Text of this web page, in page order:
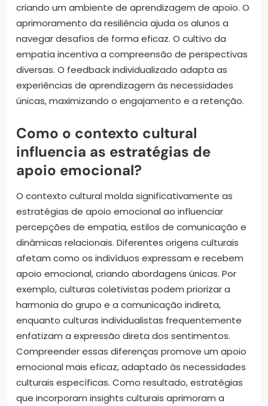
criando um ambiente de aprendizagem de apoio. O
aprimoramento da resiliência ajuda os alunos a
navegar desafios de forma eficaz. O cultivo da
empatia incentiva a compreensão de perspectivas
diversas. O feedback individualizado adapta as
experiências de aprendizagem às necessidades
únicas, maximizando o engajamento e a retenção.
Como o contexto cultural
influencia as estratégias de
apoio emocional?
O contexto cultural molda significativamente as
estratégias de apoio emocional ao influenciar
percepções de empatia, estilos de comunicação e
dinâmicas relacionais. Diferentes origens culturais
afetam como os indivíduos expressam e recebem
apoio emocional, criando abordagens únicas. Por
exemplo, culturas coletivistas podem priorizar a
harmonia do grupo e a comunicação indireta,
enquanto culturas individualistas frequentemente
enfatizam a expressão direta dos sentimentos.
Compreender essas diferenças promove um apoio
emocional mais eficaz, adaptado às necessidades
culturais específicas. Como resultado, estratégias
que incorporam insights culturais aprimoram a